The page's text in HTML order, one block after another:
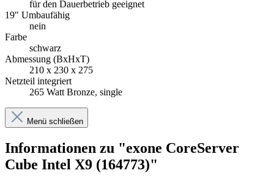
für den Dauerbetrieb geeignet
19" Umbaufähig
nein
Farbe
schwarz
Abmessung (BxHxT)
210 x 230 x 275
Netzteil integriert
265 Watt Bronze, single
Menü schließen
Informationen zu "exone CoreServer
Cube Intel X9 (164773)"